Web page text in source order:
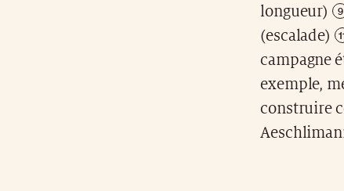
longueur)
(escalade)
campagne
exemple,
construire